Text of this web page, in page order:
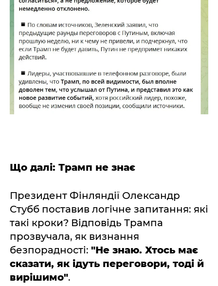
Що далі: Трамп не знає
Президент Фінляндії Олександр
Стубб поставив логічне запитання: які
такі кроки? Відповідь Трампа
прозвучала, як визнання
безпорадності: "Не знаю. Хтось має
сказати, як ідуть переговори, тоді й
вирішимо".